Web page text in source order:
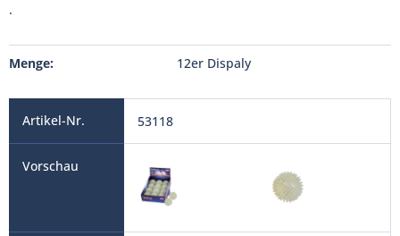
.
Menge: 12er Dispaly
53118